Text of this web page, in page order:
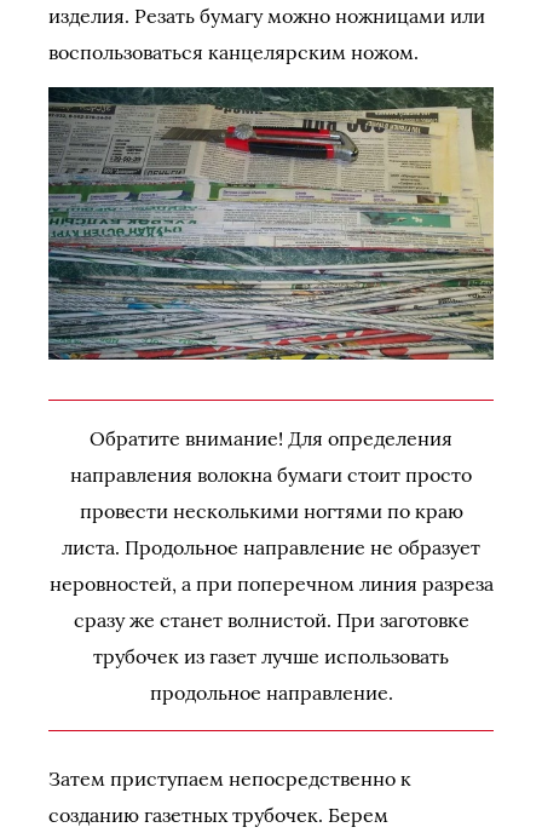
изделия. Резать бумагу можно ножницами или
воспользоваться канцелярским ножом.
Обратите внимание! Для определения
направления волокна бумаги стоит просто
провести несколькими ногтями по краю
листа. Продольное направление не образует
неровностей, а при поперечном линия разреза
сразу же станет волнистой. При заготовке
трубочек из газет лучше использовать
продольное направление.
Затем приступаем непосредственно к
созданию газетных трубочек. Берем